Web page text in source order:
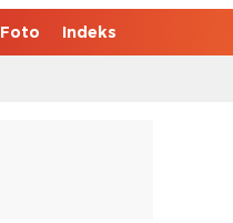
Foto Indeks